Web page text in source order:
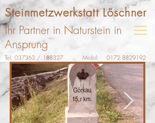
Steinmetzwerkstatt Löschner
Ihr Partner in Naturstein in
Ansprung
Tel: 037363 / 188327 Mobil: 0172 8829192